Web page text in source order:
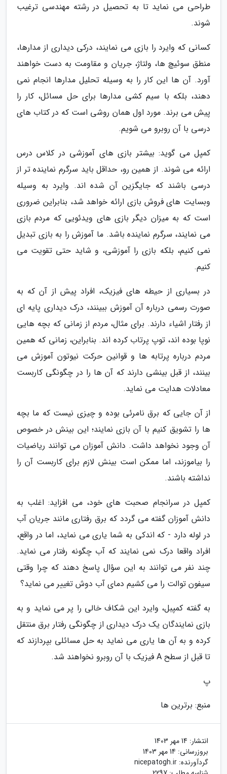
طراحی می نماید تا به تحصیل در رشته مهندسی ترغیب
شوند.
کسانی که وایرد را بازی می نمایند، درکی دیداری از مدارها،
منطق سوئیچ ها، ولتاژ، جریان و مقاومت به دست خواهند
آورد. آن ها این کار را به وسیله تحلیل مدارها انجام نمی
دهند، بلکه با سیم کشی مدارها برای حل مسائل، کار را
پیش می برند. مورد اول همان روشی است که در کتاب های
درسی با آن روبرو می شویم.
کمپل می گوید: بیشتر بازی های آموزشی در کلاس درس
ارائه می شوند. از همین رو، حداقل باید سرگرم نماینده تر از
درسی باشند که جایگزین آن شده اند. وایرد به وسیله
وبسایت های فروش بازی ارائه خواهد شد، بنابراین ضروری
است که به میزان دیگر بازی های ویدئویی که مردم بازی
می نمایند، سرگرم نماینده باشد. ما آموزش را به بازی تبدیل
نمی کنیم، بلکه بازی را آموزشی، و شاید حتی تقویت می
کنیم.
در بسیاری از حیطه های فیزیک، افراد پیش از آن که به
صورت رسمی درباره آن آموزش ببینند، درک دیداری پایه ای
از رفتار اشیاء دارند. برای مثال، مردم از زمانی که بچه هایی
نوپا بوده اند، توپ پرتاب کرده اند. بنابراین، زمانی که همین
مردم درباره پرتابه ها و قوانین حرکت نیوتون آموزش می
بینند، از قبل بینشی دارند که آن ها را در چگونگی کاربست
معادلات هدایت می نماید.
از آن جایی که برق نامرئی بوده و چیزی نیست که ما بچه
ها را تشویق کنیم با آن بازی نمایند؛ این بینش در خصوص
آن وجود نخواهد داشت. دانش آموزان می توانند ریاضیات
را بیاموزند، اما ممکن است بینش لازم برای کاربست آن را
نداشته باشند.
کمپل در سرانجام صحبت های خود، می افزاید: اغلب به
دانش آموزان گفته می گردد که برق رفتاری مانند جریان آب
در لوله دارد - که اندکی به شما یاری می نماید، اما در واقع،
افراد واقعا درک نمی نمایند که آب چگونه رفتار می نماید.
چند نفر می توانند به این سؤال پاسخ دهند که چرا وقتی
سیفون توالت را می کشیم دمای آب دوش تغییر می نماید؟
به گفته کمپبل، وایرد این شکاف خالی را پر می نماید و به
بازی نمایندگان یک درک دیداری از چگونگی رفتار برق منتقل
کرده و به آن ها یاری می نماید به حل مسائلی بپردازند که
تا قبل از سطح A فیزیک با آن روبرو نخواهند شد.
پ
منبع: برترین ها
انتشار: 14 مهر 1403
بروزرسانی: 14 مهر 1403
گردآورنده: nicepatogh.ir